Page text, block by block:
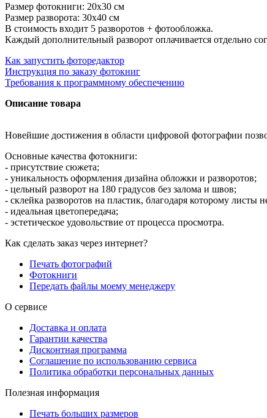
Размер фотокниги: 20x30 см
Размер разворота: 30х40 см
В стоимость входит 5 разворотов + фотообложка.
Каждый дополнительный разворот оплачивается отдельно
Как запустить фоторедактор
Инструкция по заказу фотокниг
Требования к программному обеспечению
Описание товара
Новейшие достижения в области цифровой фотографии
Основные качества фотокниги:
- присутствие сюжета;
- уникальность оформления дизайна обложки и разворотов;
- цельный разворот на 180 градусов без залома и швов;
- склейка разворотов на пластик, благодаря которому листы
- идеальная цветопередача;
- эстетическое удовольствие от процесса просмотра.
Как сделать заказ через интернет?
Печать фотографий
Фотокниги
Передать файлы моему менеджеру
О сервисе
Доставка и оплата
Гарантии качества
Дисконтная программа
Соглашение по использованию сервиса
Политика обработки персональных данных
Полезная информация
Печать больших размеров